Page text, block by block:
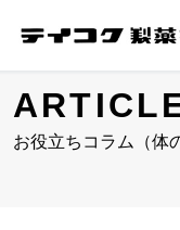
お役立ちコラム（体